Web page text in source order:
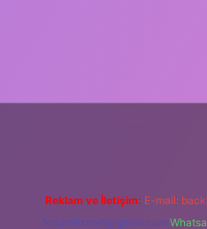
Reklam ve İletişim: E-mail:
forumhizmeti@gmail.com